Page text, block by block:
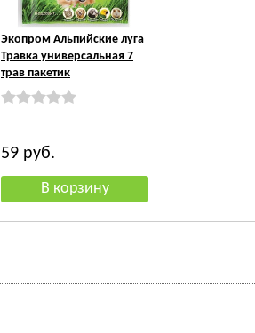
Экопром Альпийские луга
Травка универсальная 7
трав пакетик
59 руб.